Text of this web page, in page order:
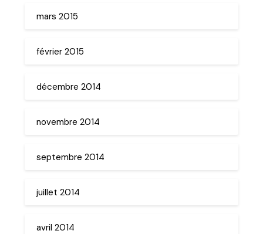
mars 2015
février 2015
décembre 2014
novembre 2014
septembre 2014
juillet 2014
avril 2014